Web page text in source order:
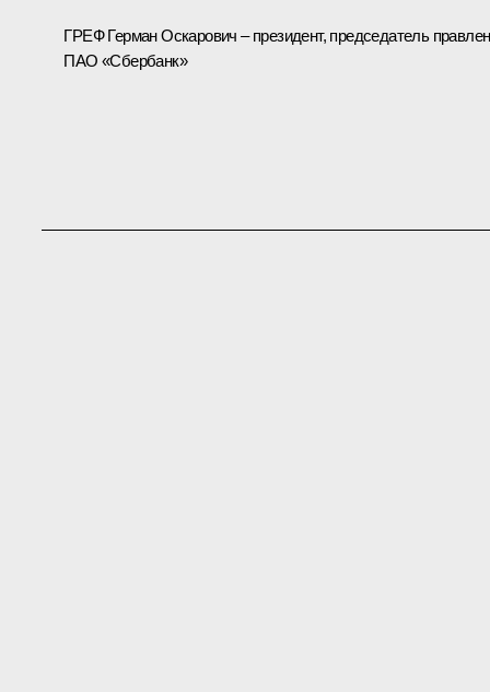
ГРЕФ Герман Оскарович – президент, председатель
ПАО «Сбербанк»